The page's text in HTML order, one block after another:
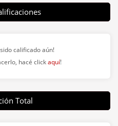
Race
Fit Boxing Microcentro
Microcentro
calificado aún!
hacé clickaquí!
Total